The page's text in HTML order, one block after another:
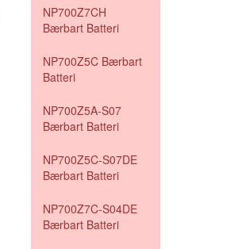
NP700Z7CH
Bærbart Batteri
NP700Z5C Bærbart
Batteri
NP700Z5A-S07
Bærbart Batteri
NP700Z5C-S07DE
Bærbart Batteri
NP700Z7C-S04DE
Bærbart Batteri